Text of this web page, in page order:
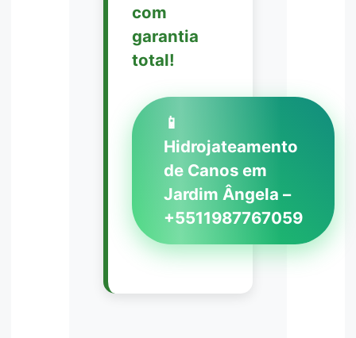
com
garantia
total!
📱
Hidrojateamento
de Canos em
Jardim Ângela –
+5511987767059